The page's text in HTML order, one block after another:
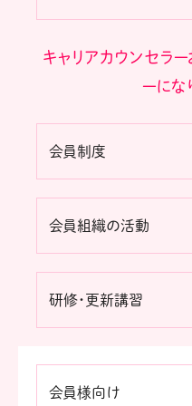
キャリアカウンセラ
ーにな
会員制度
会員組織の活動
研修・更新講習
会員様向け